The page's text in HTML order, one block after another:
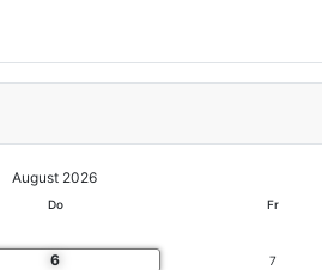
August 2026
Do Fr
6 7